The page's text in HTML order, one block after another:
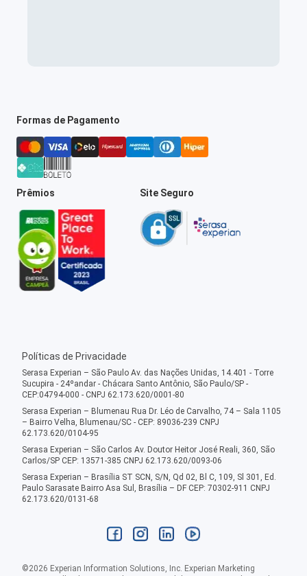
Formas de Pagamento
Prêmios Site Seguro
Políticas de Privacidade
Serasa Experian – São Paulo Av. das Nações Unidas, 14.401 - Torre
Sucupira - 24ºandar - Chácara Santo Antônio, São Paulo/SP -
CEP:04794-000 - CNPJ 62.173.620/0001-80
Serasa Experian – Blumenau Rua Dr. Léo de Carvalho, 74 – Sala 1105
– Bairro Velha, Blumenau/SC - CEP: 89036-239 CNPJ
62.173.620/0104-95
Serasa Experian – São Carlos Av. Doutor Heitor José Reali, 360, São
Carlos/SP CEP: 13571-385 CNPJ 62.173.620/0093-06
Serasa Experian – Brasília ST SCN, S/N, Qd 02, Bl C, 109, Sl 301, Ed.
Paulo Sarasate Bairro Asa Sul, Brasília – DF CEP: 70302-911 CNPJ
62.173.620/0131-68
©2026 Experian Information Solutions, Inc. Experian Marketing